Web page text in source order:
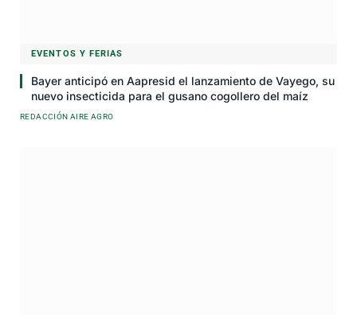
EVENTOS Y FERIAS
Bayer anticipó en Aapresid el lanzamiento de Vayego, su
nuevo insecticida para el gusano cogollero del maíz
REDACCIÓN AIRE AGRO